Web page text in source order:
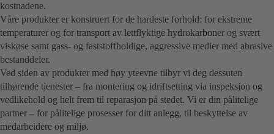
kostnadene.
Våre produkter er konstruert for de hardeste forhold: for ekstreme
temperaturer og for transport av lettflyktige hydrokarboner og svært
viskøse samt gass- og faststoffholdige, aggressive medier med abrasive
bestanddeler.
Ved siden av produkter med høy yteevne tilbyr vi deg dessuten
tilhørende tjenester – fra montering og idriftsetting via inspeksjon og
vedlikehold og helt frem til reparasjon på stedet. Vi er din pålitelige
partner – for pålitelige prosesser for ditt anlegg, til beskyttelse av
medarbeidere og miljø.